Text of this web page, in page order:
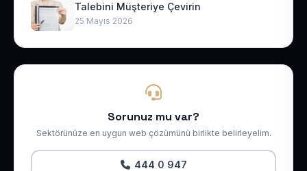
Talebini Müşteriye Çevirin
25 Mayıs 2026
Sorunuz mu var?
Sektörünüze en uygun web çözümünü birlikte belirleyelim.
444 0 947